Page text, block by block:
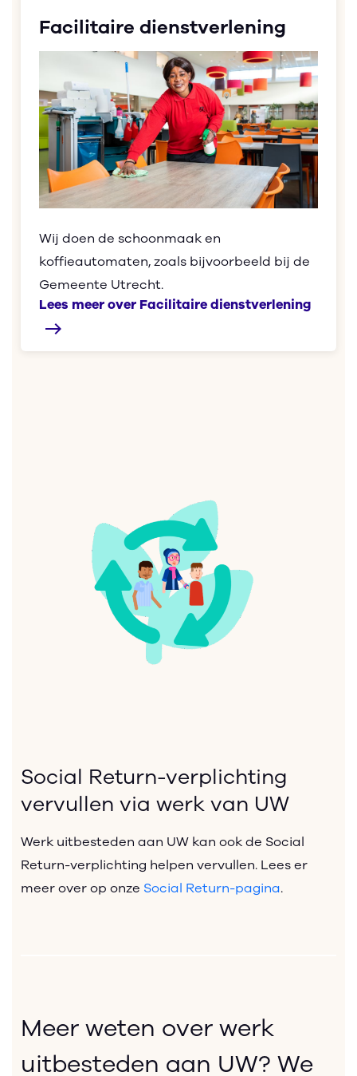
Facilitaire dienstverlening
Wij doen de schoonmaak en
koffieautomaten, zoals bijvoorbeeld bij de
Gemeente Utrecht.
Lees meer over Facilitaire dienstverlening
east
Social Return-verplichting
vervullen via werk van UW
Werk uitbesteden aan UW kan ook de Social
Return-verplichting helpen vervullen. Lees er
meer over op onze Social Return-pagina.
Meer weten over werk
uitbesteden aan UW? We